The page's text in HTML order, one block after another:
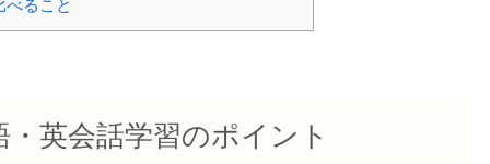
ること
英会話学習のポイント